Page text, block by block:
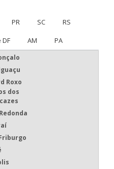
PR SC
RS
DF AM PA
Roxo
dos